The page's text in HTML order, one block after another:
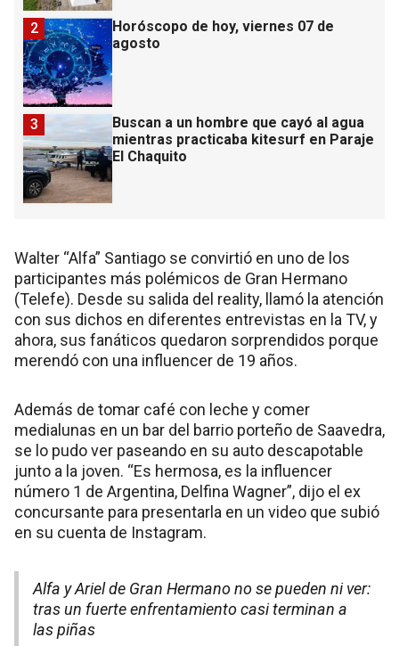
Horóscopo de hoy, viernes 07 de
agosto
2
Buscan a un hombre que cayó al agua
mientras practicaba kitesurf en Paraje
El Chaquito
3
Walter “Alfa” Santiago se convirtió en uno de los
participantes más polémicos de Gran Hermano
(Telefe). Desde su salida del reality, llamó la atención
con sus dichos en diferentes entrevistas en la TV, y
ahora, sus fanáticos quedaron sorprendidos porque
merendó con una influencer de 19 años.
Además de tomar café con leche y comer
medialunas en un bar del barrio porteño de Saavedra,
se lo pudo ver paseando en su auto descapotable
junto a la joven. “Es hermosa, es la influencer
número 1 de Argentina, Delfina Wagner”, dijo el ex
concursante para presentarla en un video que subió
en su cuenta de Instagram.
Alfa y Ariel de Gran Hermano no se pueden ni ver:
tras un fuerte enfrentamiento casi terminan a
las piñas